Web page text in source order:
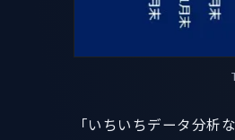
「いちいちデータ分析